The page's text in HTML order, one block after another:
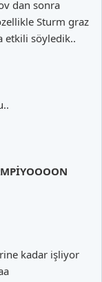
dan sonra
Sturm graz
etkili söyledik..
kadar işliyor